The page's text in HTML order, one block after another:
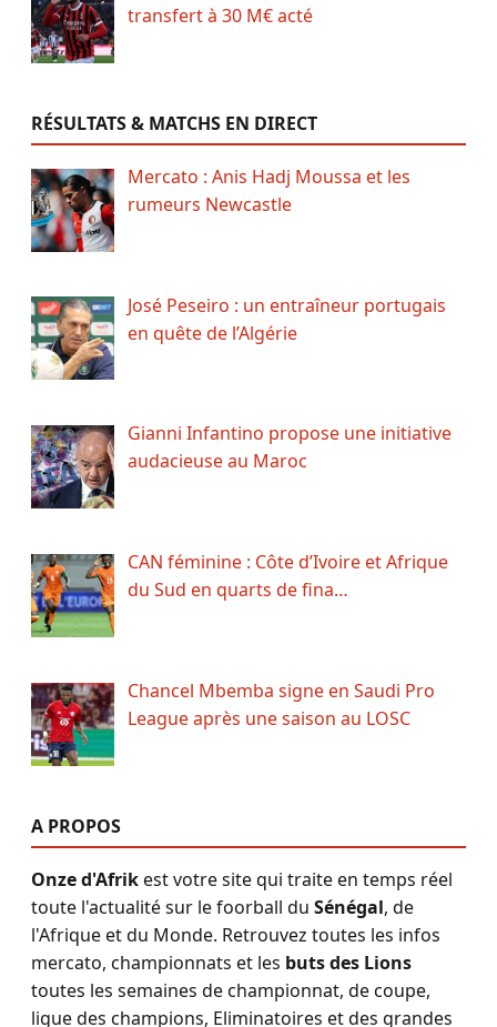
transfert à 30 M€ acté
RÉSULTATS & MATCHS EN DIRECT
Mercato : Anis Hadj Moussa et les
rumeurs Newcastle
José Peseiro : un entraîneur portugais
en quête de l’Algérie
Gianni Infantino propose une initiative
audacieuse au Maroc
CAN féminine : Côte d’Ivoire et Afrique
du Sud en quarts de fina…
Chancel Mbemba signe en Saudi Pro
League après une saison au LOSC
A PROPOS
Onze d'Afrikest votre site qui traite en temps réel
toute l'actualité sur le foorball du Sénégal, de
l'Afrique et du Monde. Retrouvez toutes les infos
mercato, championnats et les buts des Lions
toutes les semaines de championnat, de coupe,
ligue des champions, Eliminatoires et des grandes